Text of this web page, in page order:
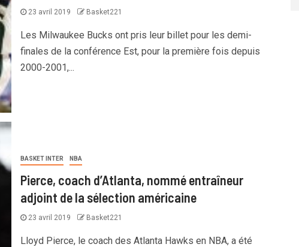
23 avril 2019 Basket221
Les Milwaukee Bucks ont pris leur billet pour les demi-
finales de la conférence Est, pour la première fois depuis
2000-2001,...
BASKET INTER NBA
Pierce, coach d’Atlanta, nommé entraîneur
adjoint de la sélection américaine
23 avril 2019 Basket221
Lloyd Pierce, le coach des Atlanta Hawks en NBA, a été